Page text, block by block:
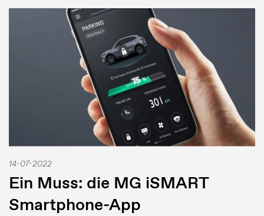
14-07-2022
Ein Muss: die MG iSMART
Smartphone-App